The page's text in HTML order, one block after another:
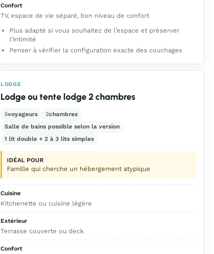
Confort
TV, espace de vie séparé, bon niveau de confort
Plus adapté si vous souhaitez de l’espace et préserver
l’intimité
Penser à vérifier la configuration exacte des couchages
LODGE
Lodge ou tente lodge 2 chambres
5voyageurs 2chambres
Salle de bains possible selon la version
1 lit double + 2 à 3 lits simples
IDÉAL POUR
Famille qui cherche un hébergement atypique
Cuisine
Kitchenette ou cuisine légère
Extérieur
Terrasse couverte ou deck
Confort